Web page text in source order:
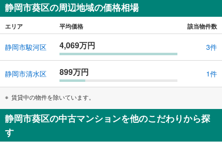
静岡市葵区の周辺地域の価格相場
エリア 平均価格 該当物件数
静岡市駿河区 4,069万円 3件
静岡市清水区 899万円 1件
賃貸中の物件を除いています。
静岡市葵区の中古マンションを他のこだわりから探
す